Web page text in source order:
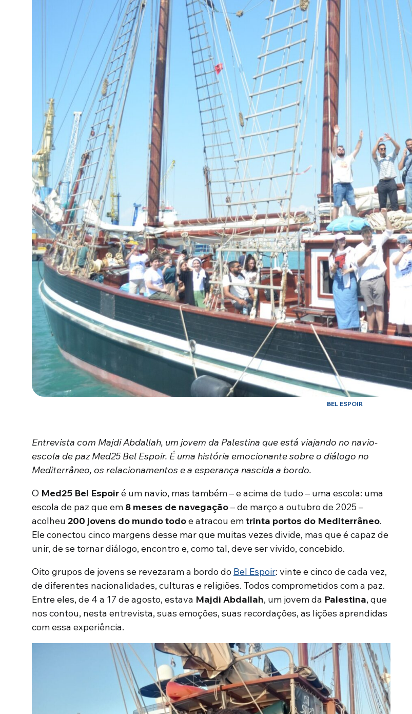
BEL ESPOIR
Entrevista com Majdi Abdallah, um jovem da Palestina que está viajando no navio-
escola de paz Med25 Bel Espoir. É uma história emocionante sobre o diálogo no
Mediterrâneo, os relacionamentos e a esperança nascida a bordo.
O Med25 Bel Espoiré um navio, mas também – e acima de tudo – uma escola: uma
escola de paz que em 8 meses de navegação– de março a outubro de 2025 –
acolheu 200 jovens do mundo todoe atracou emtrinta portos do Mediterrâneo.
Ele conectou cinco margens desse mar que muitas vezes divide, mas que é capaz de
unir, de se tornar diálogo, encontro e, como tal, deve ser vivido, concebido.
Oito grupos de jovens se revezaram a bordo do Bel Espoir: vinte e cinco de cada vez,
de diferentes nacionalidades, culturas e religiões. Todos comprometidos com a paz.
Entre eles, de 4 a 17 de agosto, estava Majdi Abdallah, um jovem da Palestina, que
nos contou, nesta entrevista, suas emoções, suas recordações, as lições aprendidas
com essa experiência.